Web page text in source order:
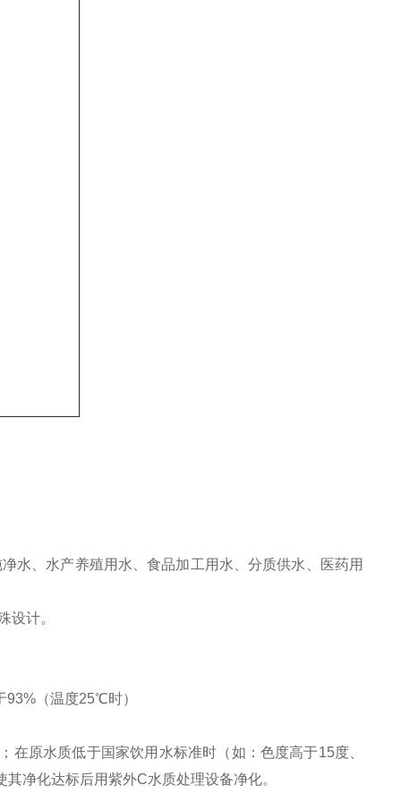
水、水产养殖用水、食品加工用水、分质供水、医药用
设计。
93%（温度25℃时）
；在原水质低于国家饮用水标准时（如：色度高于15度、
其净化达标后用紫外C水质处理设备净化。